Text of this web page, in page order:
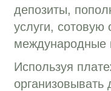
депозиты,
услуги, сотовую
международные
Используя